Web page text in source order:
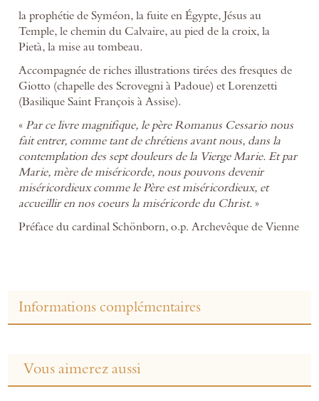
la prophétie de Syméon, la fuite en Égypte, Jésus au
Temple, le chemin du Calvaire, au pied de la croix, la
Pietà, la mise au tombeau.
Accompagnée de riches illustrations tirées des fresques de
Giotto (chapelle des Scrovegni à Padoue) et Lorenzetti
(Basilique Saint François à Assise).
« Par ce livre magnifique, le père Romanus Cessario nous
fait entrer, comme tant de chrétiens avant nous, dans la
contemplation des sept douleurs de la Vierge Marie. Et par
Marie, mère de miséricorde, nous pouvons devenir
miséricordieux comme le Père est miséricordieux, et
accueillir en nos coeurs la miséricorde du Christ. »
Préface du cardinal Schönborn, o.p. Archevêque de Vienne
Informations complémentaires
Vous aimerez aussi